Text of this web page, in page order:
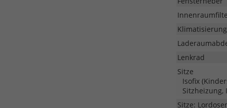
Klimatisierung
Lenkrad
Sitze
Isofix
Sitze: